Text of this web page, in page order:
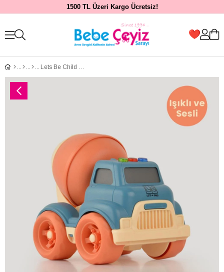
1500 TL Üzeri Kargo Ücretsiz!
Lets Be Child Sesli Ve Işıklı Minik Mikser